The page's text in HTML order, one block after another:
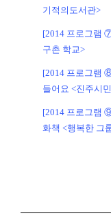
기적의도서관>
[2014 프로그램
구촌 학교>
[2014 프로그램
들어요 <진주시
[2014 프로그램
화책 <행복한 그